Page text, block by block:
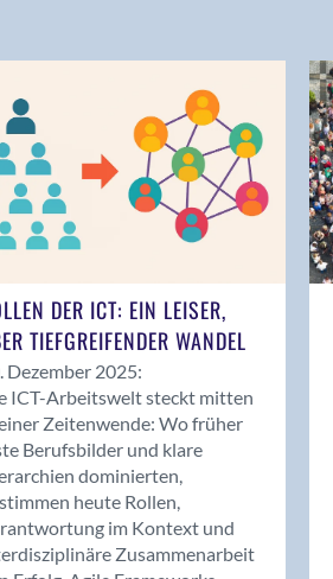
DER ICT: EIN LEISER,
TIEFGREIFENDER WANDEL
Dezember 2025:
ICT-Arbeitswelt steckt mitten
Zeitenwende: Wo früher
Berufsbilder und klare
dominierten,
heute Rollen,
im Kontext und
Zusammenarbeit